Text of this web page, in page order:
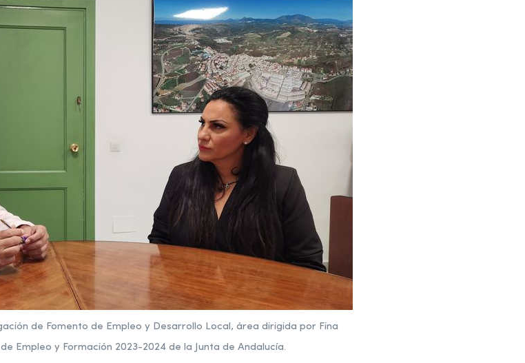
de Fomento de Empleo y Desarrollo Local, área dirigida por Fina
Empleo y Formación 2023-2024 de la Junta de Andalucía.